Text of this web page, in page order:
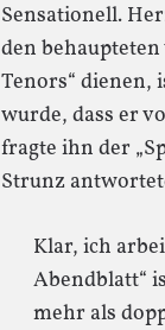
Sensationell.
den
Tenors“ dienen,
wurde, dass er
fragte ihn der
Strunz
Klar, ich
Abendblatt“
mehr als